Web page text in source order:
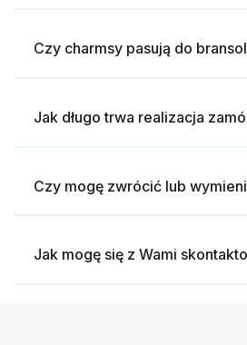
Czy charmsy pasują do
Jak długo trwa realizacja
Czy mogę zwrócić lub
Jak mogę się z Wami